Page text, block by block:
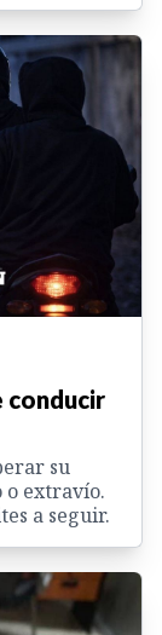
conducir
su
o extravío.
a seguir.